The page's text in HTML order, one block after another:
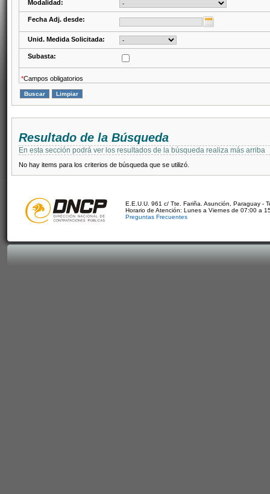
Modalidad:
Fecha Adj. desde:
Unid. Medida Solicitada:
Subasta:
*Campos obligatorios
Resultado de la Búsqueda
En esta sección podrá ver los resultados de la búsqueda realiza más arriba
No hay items para los criterios de búsqueda que se utilizó.
E.E.U.U. 961 c/ Tte. Fariña. Asunción, Paraguay -
Horario de Atención: Lunes a Viernes de 07:00 a
Preguntas Frecuentes